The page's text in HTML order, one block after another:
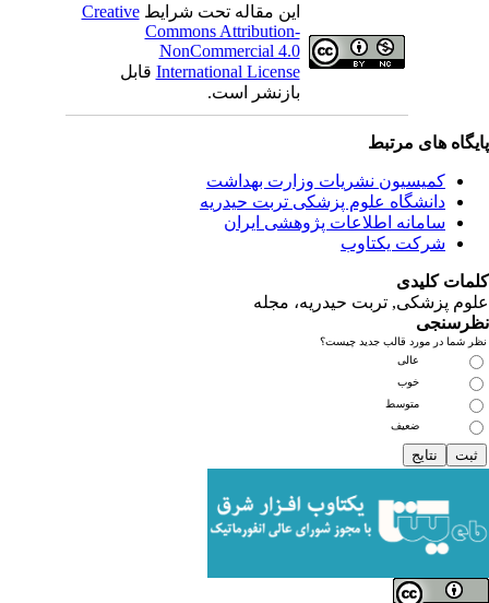
این مقاله تحت شرایطCreative
Commons Attribution-
NonCommercial 4.0
International Licenseقابل
بازنشر است.
مرتبط
نشریات وزارت بهداشت
علوم پزشکی تربت حیدریه
اطلاعات پژوهشی ایران
یکتاوب
تربت حیدریه، مجله
قالب جدید چیست؟
عالی
خوب
متوسط
ضعیف